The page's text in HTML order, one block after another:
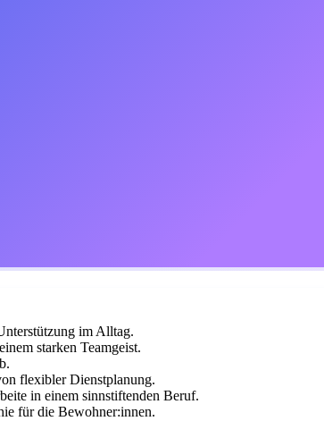
im Alltag.
starken Teamgeist.
flexibler Dienstplanung.
in einem sinnstiftenden Beruf.
für die Bewohner:innen.